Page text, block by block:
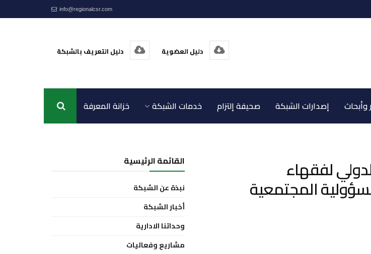
info@regionalcsr.com
دليل العضوية دليل التعريف بالشبكة
وأبحاث إصدارات الشبكة صحيفة إلتزام خدمات الشبكة خزانة المعرفة اتصل بنا
لفقهاء
المجتمعية
القائمة الرئيسية
نبذة عن الشبكة
أخبار الشبكة
وحداتنا الادارية
مشاريع وفعاليات